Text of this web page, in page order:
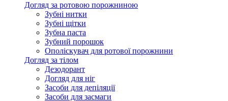
Догляд за ротовою порожниною
Зубні нитки
Зубні щітки
Зубна паста
Зубний порошок
Ополіскувач для ротової порожнини
Догляд за тілом
Дезодорант
Догляд для ніг
Засоби для депіляції
Засоби для засмаги